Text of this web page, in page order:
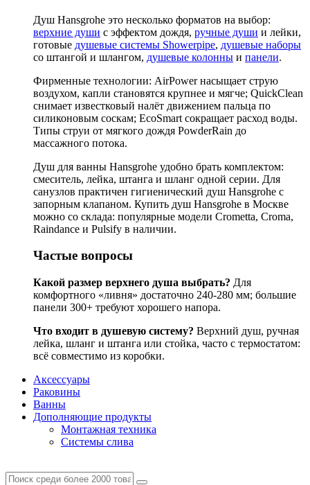
Душ Hansgrohe это несколько форматов на выбор:
верхние души с эффектом дождя, ручные души и лейки,
готовые душевые системы Showerpipe, душевые наборы
со штангой и шлангом, душевые колонны и панели.
Фирменные технологии: AirPower насыщает струю
воздухом, капли становятся крупнее и мягче; QuickClean
снимает известковый налёт движением пальца по
силиконовым соскам; EcoSmart сокращает расход воды.
Типы струи от мягкого дождя PowderRain до
массажного потока.
Душ для ванны Hansgrohe удобно брать комплектом:
смеситель, лейка, штанга и шланг одной серии. Для
санузлов практичен гигиенический душ Hansgrohe с
запорным клапаном. Купить душ Hansgrohe в Москве
можно со склада: популярные модели Crometta, Croma,
Raindance и Pulsify в наличии.
Частые вопросы
Какой размер верхнего душа выбрать? Для
комфортного «ливня» достаточно 240-280 мм; большие
панели 300+ требуют хорошего напора.
Что входит в душевую систему? Верхний душ, ручная
лейка, шланг и штанга или стойка, часто с термостатом:
всё совместимо из коробки.
Аксессуары
Раковины
Ванны
Дополняющие продукты
Монтажная техника
Системы слива